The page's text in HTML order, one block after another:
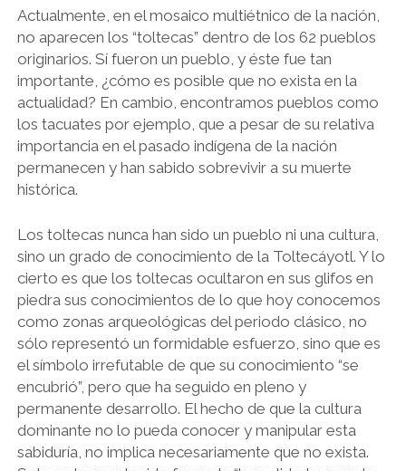
Actualmente, en el mosaico multiétnico de la nación,
no aparecen los “toltecas” dentro de los 62 pueblos
originarios. Sí fueron un pueblo, y éste fue tan
importante, ¿cómo es posible que no exista en la
actualidad? En cambio, encontramos pueblos como
los tacuates por ejemplo, que a pesar de su relativa
importancia en el pasado indígena de la nación
permanecen y han sabido sobrevivir a su muerte
histórica.
Los toltecas nunca han sido un pueblo ni una cultura,
sino un grado de conocimiento de la Toltecáyotl. Y lo
cierto es que los toltecas ocultaron en sus glifos en
piedra sus conocimientos de lo que hoy conocemos
como zonas arqueológicas del periodo clásico, no
sólo representó un formidable esfuerzo, sino que es
el símbolo irrefutable de que su conocimiento “se
encubrió”, pero que ha seguido en pleno y
permanente desarrollo. El hecho de que la cultura
dominante no lo pueda conocer y manipular esta
sabiduría, no implica necesariamente que no exista.